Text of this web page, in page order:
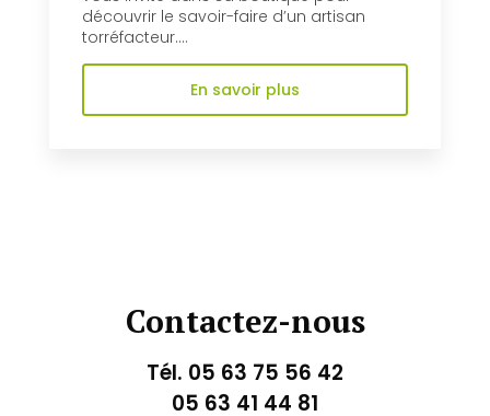
découvrir le savoir-faire d’un artisan
torréfacteur....
En savoir plus
Contactez-nous
Tél. 05 63 75 56 42
05 63 41 44 81